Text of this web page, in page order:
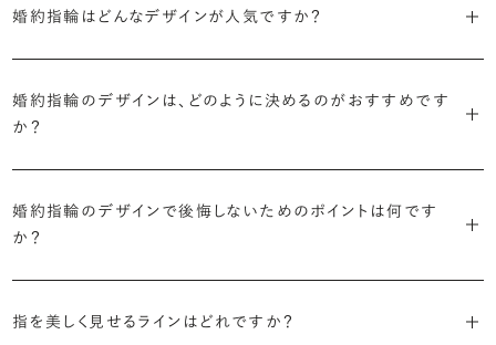
Ring（エンゲージメントリング）と呼ばれます。
リリアンスプラスでも不動の人気を誇ります。
えたデザイン。愛らしい雰囲気が楽しめます。
・「エタニティ」
るという点でも人気があります。
婚約指輪はどんなデザインが人気ですか？
に留めた王道のデザイン「ソリティア」です。
婚約指輪のデザインは、どのように決めるのがおすすめです
か？
す。
絞り、次にアームのフォルム（ストレート／ウェーブ／V字）と素材（プ
婚約指輪のデザインで後悔しないためのポイントは何です
か？
指を美しく見せるラインはどれですか？